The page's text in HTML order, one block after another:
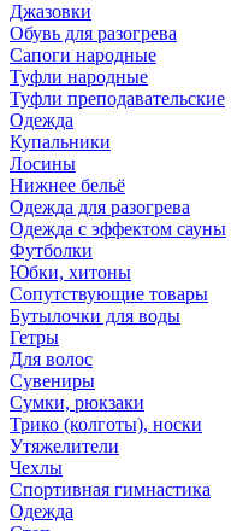
Джазовки
Обувь для разогрева
Сапоги народные
Туфли народные
Туфли преподавательские
Одежда
Купальники
Лосины
Нижнее бельё
Одежда для разогрева
Одежда с эффектом сауны
Футболки
Юбки, хитоны
Сопутствующие товары
Бутылочки для воды
Гетры
Для волос
Сувениры
Сумки, рюкзаки
Трико (колготы), носки
Утяжелители
Чехлы
Спортивная гимнастика
Одежда